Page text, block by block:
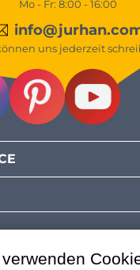
Mo - Fr: 8:00 - 16:00
uns jederzeit